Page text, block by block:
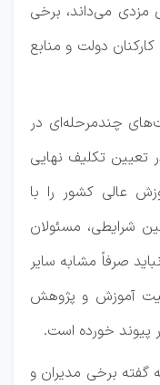
مزدی می‌داند، برخی
دولت و منابع
چندمرحله‌ای در
تعیین تکلیف نهایی
عالی کشور را با
شرایطی، مسئولان
صرفاً مشابه سایر
آموزش و پژوهش
پیوند خورده است.
گفته برخی مدیران و